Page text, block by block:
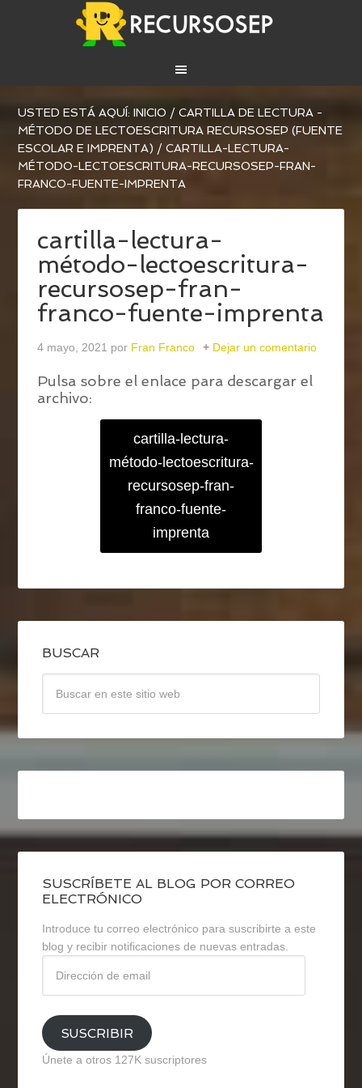
USTED ESTÁ AQUÍ:INICIO / CARTILLA DE LECTURA -
MÉTODO DE LECTOESCRITURA RECURSOSEP (FUENTE
ESCOLAR E IMPRENTA) / CARTILLA-LECTURA-
MÉTODO-LECTOESCRITURA-RECURSOSEP-FRAN-
FRANCO-FUENTE-IMPRENTA
cartilla-lectura-
método-lectoescritura-
recursosep-fran-
franco-fuente-imprenta
4 mayo, 2021 por Fran Franco Dejar un comentario
Pulsa sobre el enlace para descargar el
archivo:
cartilla-lectura-
método-lectoescritura-
recursosep-fran-
franco-fuente-
imprenta
BUSCAR
SUSCRÍBETE AL BLOG POR CORREO
ELECTRÓNICO
Introduce tu correo electrónico para suscribirte a este
blog y recibir notificaciones de nuevas entradas.
email
SUSCRIBIR
Únete a otros 127K suscriptores